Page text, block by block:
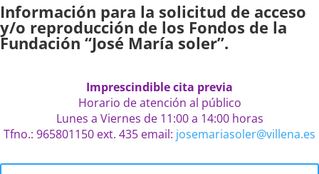
Información para la solicitud de acceso
y/o reproducción de los Fondos de la
Fundación “José María soler”.
Imprescindible cita previa
Horario de atención al público
Lunes a Viernes de 11:00 a 14:00 horas
Tfno.: 965801150 ext. 435 email: josemariasoler@villena.es